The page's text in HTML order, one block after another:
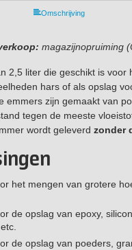
Omschrijving
magazijnopruiming
2,5 liter die geschikt is voor
hars of als opslag
emmers zijn gemaakt van
tegen de meeste
wordt geleverd zonder
het mengen van grotere
de opslag van epoxy,
de opslag van poeders,